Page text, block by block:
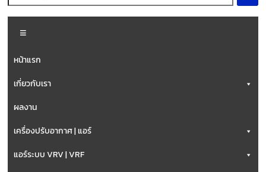
หน้าแรก
เกี่ยวกับเรา
ผลงาน
เครื่องปรับอากาศ | แอร์
แอร์ระบบ VRV | VRF